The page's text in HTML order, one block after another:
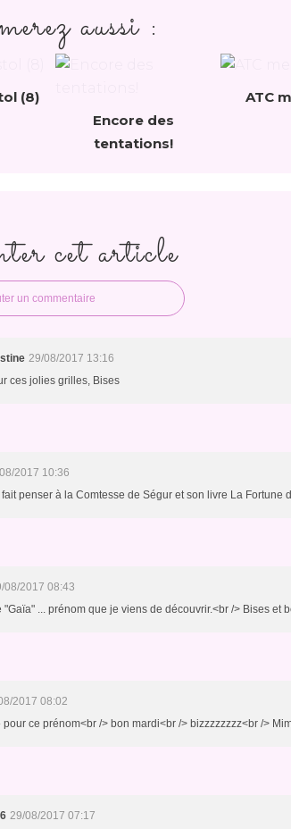
aussi :
(8)
Encore des
tentations!
ATC
cet article
un commentaire
29/08/2017 13:16
ces jolies grilles, Bises
2017 10:36
penser à la Comtesse de Ségur et son livre La Fortune
08/2017 08:43
"Gaïa" ... prénom que je viens de découvrir.<br /> Bises et
2017 08:02
pour ce prénom<br /> bon mardi<br /> bizzzzzzzz<br />
29/08/2017 07:17